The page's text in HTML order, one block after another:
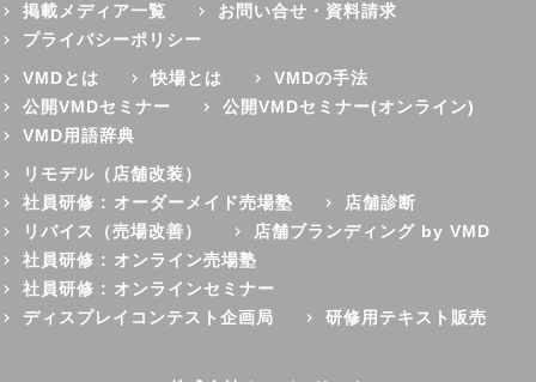
掲載メディア一覧
お問い合せ・資料請求
プライバシーポリシー
VMDとは
快場とは
VMDの手法
公開VMDセミナー
公開VMDセミナー(オンライン)
VMD用語辞典
リモデル（店舗改装）
社員研修 : オーダーメイド売場塾
店舗診断
リバイス（売場改善）
店舗ブランディング by VMD
社員研修 : オンライン売場塾
社員研修 : オンラインセミナー
ディスプレイコンテスト企画局
研修用テキスト販売